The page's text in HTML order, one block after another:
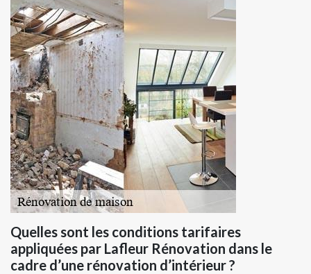
Quelles sont les conditions tarifaires
appliquées par Lafleur Rénovation dans le
cadre d’une rénovation d’intérieur ?